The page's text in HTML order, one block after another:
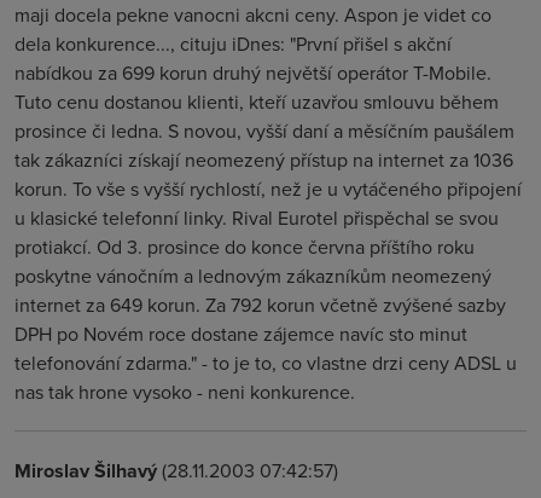
maji docela pekne vanocni akcni ceny. Aspon je videt co
dela konkurence..., cituju iDnes: "První přišel s akční
nabídkou za 699 korun druhý největší operátor T-Mobile.
Tuto cenu dostanou klienti, kteří uzavřou smlouvu během
prosince či ledna. S novou, vyšší daní a měsíčním paušálem
tak zákazníci získají neomezený přístup na internet za 1036
korun. To vše s vyšší rychlostí, než je u vytáčeného připojení
u klasické telefonní linky. Rival Eurotel přispěchal se svou
protiakcí. Od 3. prosince do konce června příštího roku
poskytne vánočním a lednovým zákazníkům neomezený
internet za 649 korun. Za 792 korun včetně zvýšené sazby
DPH po Novém roce dostane zájemce navíc sto minut
telefonování zdarma." - to je to, co vlastne drzi ceny ADSL u
nas tak hrone vysoko - neni konkurence.
Miroslav Šilhavý(28.11.2003 07:42:57)